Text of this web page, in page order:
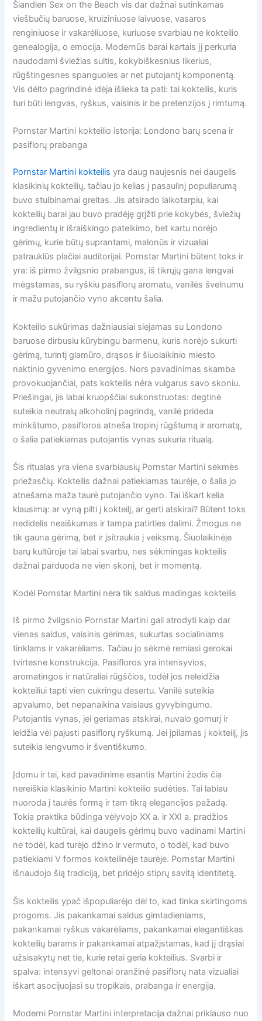
Šiandien Sex on the Beach vis dar dažnai sutinkamas
viešbučių baruose, kruiziniuose laivuose, vasaros
renginiuose ir vakarėliuose, kuriuose svarbiau ne kokteilio
genealogija, o emocija. Modernūs barai kartais jį perkuria
naudodami šviežias sultis, kokybiškesnius likerius,
rūgštingesnes spanguoles ar net putojantį komponentą.
Vis dėlto pagrindinė idėja išlieka ta pati: tai kokteilis, kuris
turi būti lengvas, ryškus, vaisinis ir be pretenzijos į rimtumą.
Pornstar Martini kokteilio istorija: Londono barų scena ir
pasiflorų prabanga
Pornstar Martini kokteilis yra daug naujesnis nei daugelis
klasikinių kokteilių, tačiau jo kelias į pasaulinį populiarumą
buvo stulbinamai greitas. Jis atsirado laikotarpiu, kai
kokteilių barai jau buvo pradėję grįžti prie kokybės, šviežių
ingredientų ir išraiškingo pateikimo, bet kartu norėjo
gėrimų, kurie būtų suprantami, malonūs ir vizualiai
patrauklūs plačiai auditorijai. Pornstar Martini būtent toks ir
yra: iš pirmo žvilgsnio prabangus, iš tikrųjų gana lengvai
mėgstamas, su ryškiu pasiflorų aromatu, vanilės švelnumu
ir mažu putojančio vyno akcentu šalia.
Kokteilio sukūrimas dažniausiai siejamas su Londono
baruose dirbusiu kūrybingu barmenu, kuris norėjo sukurti
gėrimą, turintį glamūro, drąsos ir šiuolaikinio miesto
naktinio gyvenimo energijos. Nors pavadinimas skamba
provokuojančiai, pats kokteilis nėra vulgarus savo skoniu.
Priešingai, jis labai kruopščiai sukonstruotas: degtinė
suteikia neutralų alkoholinį pagrindą, vanilė prideda
minkštumo, pasifloros atneša tropinį rūgštumą ir aromatą,
o šalia patiekiamas putojantis vynas sukuria ritualą.
Šis ritualas yra viena svarbiausių Pornstar Martini sėkmės
priežasčių. Kokteilis dažnai patiekiamas taurėje, o šalia jo
atnešama maža taurė putojančio vyno. Tai iškart kelia
klausimą: ar vyną pilti į kokteilį, ar gerti atskirai? Būtent toks
nedidelis neaiškumas ir tampa patirties dalimi. Žmogus ne
tik gauna gėrimą, bet ir įsitraukia į veiksmą. Šiuolaikinėje
barų kultūroje tai labai svarbu, nes sėkmingas kokteilis
dažnai parduoda ne vien skonį, bet ir momentą.
Kodėl Pornstar Martini nėra tik saldus madingas kokteilis
Iš pirmo žvilgsnio Pornstar Martini gali atrodyti kaip dar
vienas saldus, vaisinis gėrimas, sukurtas socialiniams
tinklams ir vakarėliams. Tačiau jo sėkmė remiasi gerokai
tvirtesne konstrukcija. Pasifloros yra intensyvios,
aromatingos ir natūraliai rūgščios, todėl jos neleidžia
kokteiliui tapti vien cukringu desertu. Vanilė suteikia
apvalumo, bet nepanaikina vaisiaus gyvybingumo.
Putojantis vynas, jei geriamas atskirai, nuvalo gomurį ir
leidžia vėl pajusti pasiflorų ryškumą. Jei įpilamas į kokteilį, jis
suteikia lengvumo ir šventiškumo.
Įdomu ir tai, kad pavadinime esantis Martini žodis čia
nereiškia klasikinio Martini kokteilio sudėties. Tai labiau
nuoroda į taurės formą ir tam tikrą elegancijos pažadą.
Tokia praktika būdinga vėlyvojo XX a. ir XXI a. pradžios
kokteilių kultūrai, kai daugelis gėrimų buvo vadinami Martini
ne todėl, kad turėjo džino ir vermuto, o todėl, kad buvo
patiekiami V formos kokteilinėje taurėje. Pornstar Martini
išnaudojo šią tradiciją, bet pridėjo stiprų savitą identitetą.
Šis kokteilis ypač išpopuliarėjo dėl to, kad tinka skirtingoms
progoms. Jis pakankamai saldus gimtadieniams,
pakankamai ryškus vakarėliams, pakankamai elegantiškas
kokteilių barams ir pakankamai atpažįstamas, kad jį drąsiai
užsisakytų net tie, kurie retai geria kokteilius. Svarbi ir
spalva: intensyvi geltonai oranžinė pasiflorų nata vizualiai
iškart asocijuojasi su tropikais, prabanga ir energija.
Moderni Pornstar Martini interpretacija dažnai priklauso nuo